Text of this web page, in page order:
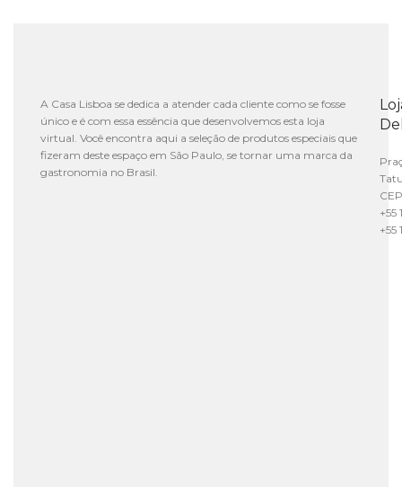
A Casa Lisboa se dedica a atender cada cliente como se fosse
único e é com essa essência que desenvolvemos esta loja
virtual. Você encontra aqui a seleção de produtos especiais que
fizeram deste espaço em São Paulo, se tornar uma marca da
gastronomia no Brasil.
+55
+55